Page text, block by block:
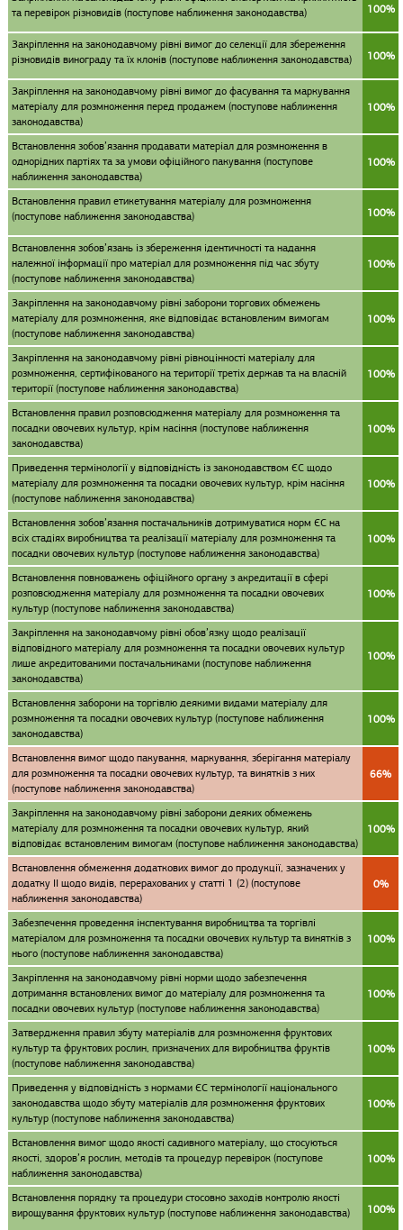
та перевірок різновидів (поступове наближення законодавства)
100%
Закріплення на законодавчому рівні вимог до селекції для збереження
різновидів винограду та їх клонів (поступове наближення законодавства)
100%
Закріплення на законодавчому рівні вимог до фасування та маркування
матеріалу для розмноження перед продажем (поступове наближення
законодавства)
100%
Встановлення зобов’язання продавати матеріал для розмноження в
однорідних партіях та за умови офіційного пакування (поступове
наближення законодавства)
100%
Встановлення правил етикетування матеріалу для розмноження
(поступове наближення законодавства)
100%
Встановлення зобов’язань із збереження ідентичності та надання
належної інформації про матеріал для розмноження під час збуту
(поступове наближення законодавства)
100%
Закріплення на законодавчому рівні заборони торгових обмежень
матеріалу для розмноження, яке відповідає встановленим вимогам
(поступове наближення законодавства)
100%
Закріплення на законодавчому рівні рівноцінності матеріалу для
розмноження, сертифікованого на території третіх держав та на власній
території (поступове наближення законодавства)
100%
Встановлення правил розповсюдження матеріалу для розмноження та
посадки овочевих культур, крім насіння (поступове наближення
законодавства)
100%
Приведення термінології у відповідність із законодавством ЄС щодо
матеріалу для розмноження та посадки овочевих культур, крім насіння
(поступове наближення законодавства)
100%
Встановлення зобов’язання постачальників дотримуватися норм ЄС на
всіх стадіях виробництва та реалізації матеріалу для розмноження та
посадки овочевих культур (поступове наближення законодавства)
100%
Встановлення повноважень офіційного органу з акредитації в сфері
розповсюдження матеріалу для розмноження та посадки овочевих
культур (поступове наближення законодавства)
100%
Закріплення на законодавчому рівні обов’язку щодо реалізації
відповідного матеріалу для розмноження та посадки овочевих культур
лише акредитованими постачальниками (поступове наближення
законодавства)
100%
Встановлення заборони на торгівлю деякими видами матеріалу для
розмноження та посадки овочевих культур (поступове наближення
законодавства)
100%
Встановлення вимог щодо пакування, маркування, зберігання матеріалу
для розмноження та посадки овочевих культур, та винятків з них
(поступове наближення законодавства)
66%
Закріплення на законодавчому рівні заборони деяких обмежень
матеріалу для розмноження та посадки овочевих культур, який
відповідає встановленим вимогам (поступове наближення законодавства)
100%
Встановлення обмеження додаткових вимог до продукції, зазначених у
додатку II щодо видів, перерахованих у статті 1 (2) (поступове
наближення законодавства)
0%
Забезпечення проведення інспектування виробництва та торгівлі
матеріалом для розмноження та посадки овочевих культур та винятків з
нього (поступове наближення законодавства)
100%
Закріплення на законодавчому рівні норми щодо забезпечення
дотримання встановлених вимог до матеріалу для розмноження та
посадки овочевих культур (поступове наближення законодавства)
100%
Затвердження правил збуту матеріалів для розмноження фруктових
культур та фруктових рослин, призначених для виробництва фруктів
(поступове наближення законодавства)
100%
Приведення у відповідність з нормами ЄС термінології національного
законодавства щодо збуту матеріалів для розмноження фруктових
культур (поступове наближення законодавства)
100%
Встановлення вимог щодо якості садивного матеріалу, що стосуються
якості, здоров’я рослин, методів та процедур перевірок (поступове
наближення законодавства)
100%
Встановлення порядку та процедури стосовно заходів контролю якості
вирощування фруктових культур (поступове наближення законодавства)
100%